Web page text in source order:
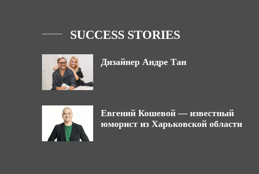
SUCCESS STORIES
Дизайнер Андре Тан
Евгений Кошевой — известный
юморист из Харьковской области